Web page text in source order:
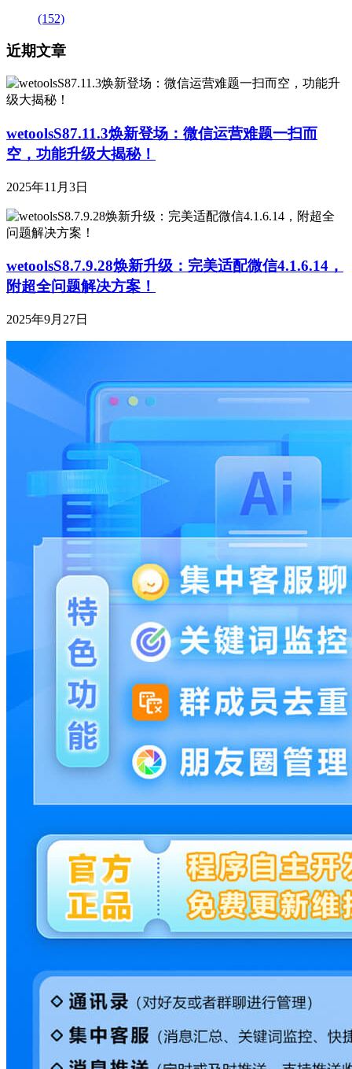
(152)
近期文章
wetoolsS87.11.3焕新登场：微信运营难题一扫而
空，功能升级大揭秘！
2025年11月3日
wetoolsS8.7.9.28焕新升级：完美适配微信4.1.6.14，
附超全问题解决方案！
2025年9月27日